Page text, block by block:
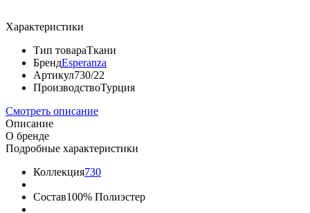
Характеристики
Тип товараТкани
БрендEsperanza
Артикул730/22
ПроизводствоТурция
Смотреть описание
Описание
О бренде
Подробные характеристики
Коллекция730
Состав100% Полиэстер